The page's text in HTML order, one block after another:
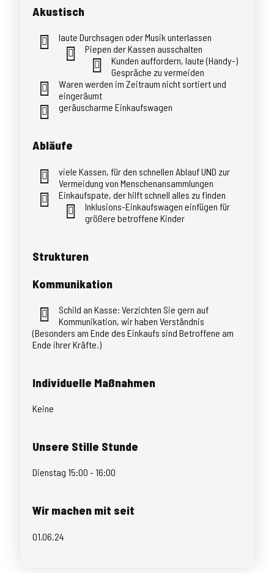
Akustisch
laute Durchsagen oder Musik unterlassen
Piepen der Kassen ausschalten
Kunden auffordern, laute (Handy-)
Gespräche zu vermeiden
Waren werden im Zeitraum nicht sortiert und
eingeräumt
geräuscharme Einkaufswagen
Abläufe
viele Kassen, für den schnellen Ablauf UND zur
Vermeidung von Menschenansammlungen
Einkaufspate, der hilft schnell alles zu finden
Inklusions-Einkaufswagen einfügen für
größere betroffene Kinder
Strukturen
Kommunikation
Schild an Kasse: Verzichten Sie gern auf
Kommunikation, wir haben Verständnis
(Besonders am Ende des Einkaufs sind Betroffene am
Ende ihrer Kräfte.)
Individuelle Maßnahmen
Keine
Unsere Stille Stunde
Dienstag 15:00 - 16:00
Wir machen mit seit
01.06.24